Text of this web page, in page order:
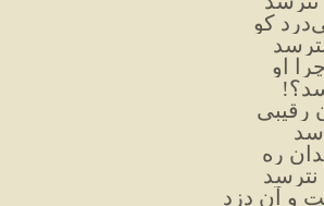
او
رقیبی
ره
نترسد
و آن دزد